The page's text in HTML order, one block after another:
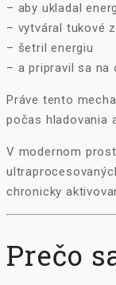
– aby ukladal
– vytváral tukové
– šetril energiu
– a pripravil sa na
Práve tento
počas hladovania
V modernom
chronicky
Prečo